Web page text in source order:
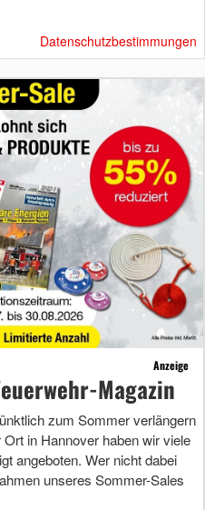
Datenschutzbestimmungen
Anzeige
Magazin
zum Sommer verlängern
in Hannover haben wir viele
angeboten. Wer nicht dabei
unseres Sommer-Sales